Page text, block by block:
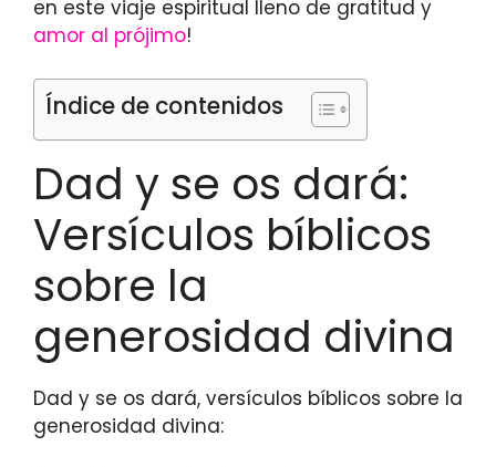
en este viaje espiritual lleno de gratitud y
amor al prójimo!
Índice de contenidos
Dad y se os dará:
Versículos bíblicos
sobre la
generosidad divina
Dad y se os dará, versículos bíblicos sobre la
generosidad divina: